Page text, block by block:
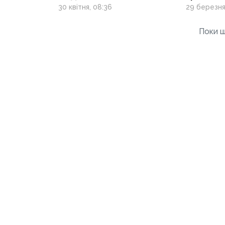
обов’язковою
30 квітня, 08:36 29
Поки